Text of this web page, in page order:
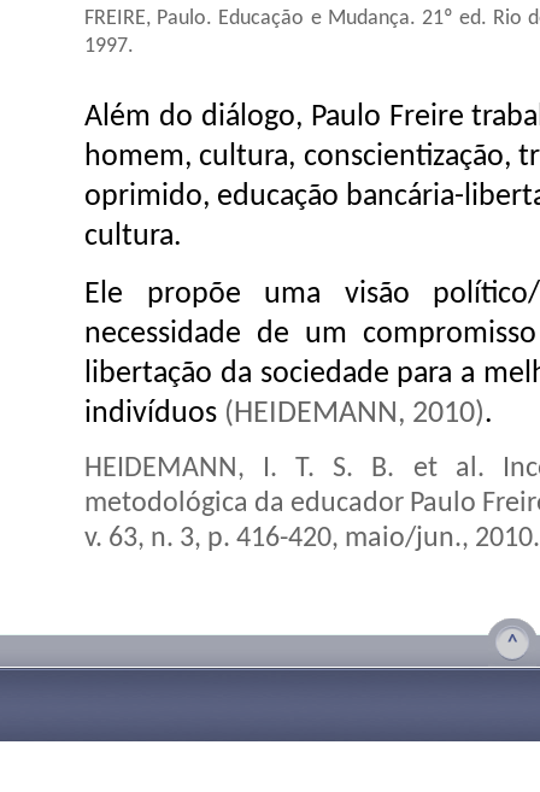
FREIRE, Paulo. Educação e Mudança. 21º ed. Rio
1997.
Além do diálogo, Paulo Freire
homem, cultura, conscientização,
oprimido, educação bancária-
cultura.
Ele propõe uma visão
necessidade de um
libertação da sociedade para a
indivíduos (HEIDEMANN, 2010).
HEIDEMANN, I. T. S. B. et al.
metodológica da educador Paulo
v. 63, n. 3, p. 416-420, maio/jun., 2010.
^